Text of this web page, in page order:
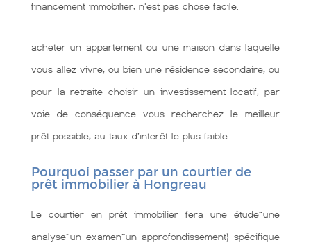
financement immobilier, n'est pas chose facile.
acheter un appartement ou une maison dans laquelle
vous allez vivre, ou bien une résidence secondaire, ou
pour la retraite choisir un investissement locatif, par
voie de conséquence vous recherchez le meilleur
prêt possible, au taux d’intérêt le plus faible.
Pourquoi passer par un courtier de
prêt immobilier à Hongreau
Le courtier en prêt immobilier fera une étude~une
analyse~un examen~un approfondissement} spécifique